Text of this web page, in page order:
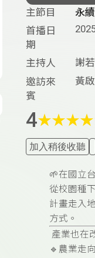
主節目
永
首播日
期
主持人
謝
邀訪來
賓
黃
4★★★★
加入稍後收聽
🌱在國立
從校園種
計畫走入
方式。
產業也在
🔹農業走